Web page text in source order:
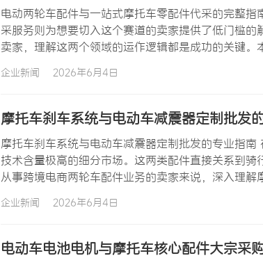
电动两轮车配件与一站式摩托车零配件代采的完整
采服务则为想要切入这个赛道的卖家提供了低门槛
卖家，理解这两个领域的运作逻辑都是成功的关键
球电动化浪潮的推动。从欧洲到东南亚，从北美到南
企业新闻 2026年6月4日
摩托车刹车系统与电动车减震器定制批发
摩托车刹车系统与电动车减震器定制批发的专业指
技术含量极高的细分市场。这两类配件直接关系到
从事跨境电商两轮车配件业务的卖家来说，深入理
能转化为热能，从而实现减速或停止。但实际上，摩
企业新闻 2026年6月4日
电动车电池电机与摩托车核心配件大宗采